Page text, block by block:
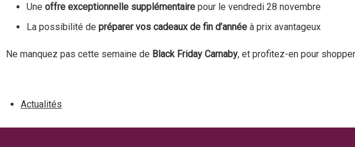
Une offre exceptionnelle supplémentaire pour le vendredi 28 novembre
La possibilité de préparer vos cadeaux de fin d’année à prix avantageux
Ne manquez pas cette semaine de Black Friday Carnaby, et profitez-en pour
Actualités